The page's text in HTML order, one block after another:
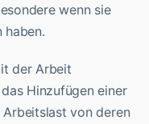
wenn sie
haben.
der Arbeit
Hinzufügen einer
von deren